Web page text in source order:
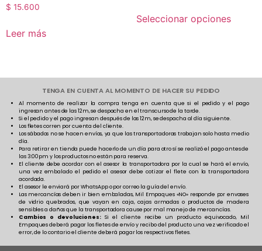
$ 15.600
Leer más
Seleccionar opciones
TENGA EN CUENTA AL MOMENTO DE HACER SU PEDIDO
Al momento de realizar la compra tenga en cuenta que si el pedido y el pago
ingresan antes de las 12m, se despacha en el transcurso de la tarde.
Si el pedido y el pago ingresan después de las 12m, se despacha al día siguiente.
Los fletes corren por cuenta del cliente.
Los sábados no se hacen envíos, ya que las transportadoras trabajan solo hasta medio
día.
Para retirar en tienda puede hacerlo de un día para otro sí se realizó el pago antes de
las 3:00pm y los productos no están para reserva.
El cliente debe acordar con el asesor la transportadora por la cual se hará el envío,
una vez embalado el pedido el asesor debe cotizar el flete con la transportadora
acordada.
El asesor le enviará por WhatsApp o por correo la guía del envío.
Las mercancías deben ir bien embaladas, Mil Empaques «NO» responde por envases
de vidrio quebrados, que vayan en caja, cajas armadas o productos de madera
sensibles a daños que la transportadora cause por mal manejo de mercancías.
Cambios o devoluciones:Si el cliente recibe un producto equivocado, Mil
Empaques deberá pagar los fletes de envío y recibo del producto una vez verificado el
error, de lo contario el cliente deberá pagar los respectivos fletes.